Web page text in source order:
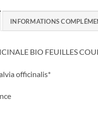
INFORMATIONS
BIO FEUILLES
officinalis*